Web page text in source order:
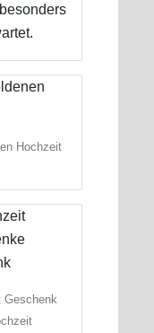
Hochzeit
Geschenk